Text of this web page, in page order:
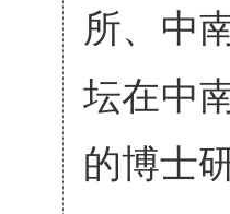
所、中
坛在中
的博士